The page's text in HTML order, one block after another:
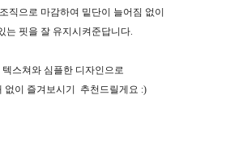
직으로 마감하여 밑단이 늘어짐 없이
는 핏을 잘 유지시켜준답니다.
텍스쳐와 심플한 디자인으로
없이 즐겨보시기
추천드릴게요 :)